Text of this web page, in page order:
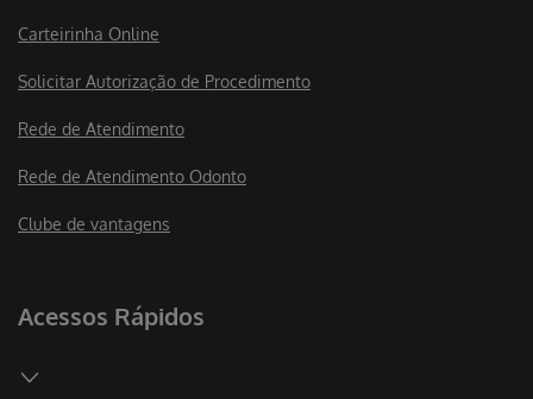
Carteirinha Online
Solicitar Autorização de Procedimento
Rede de Atendimento
Rede de Atendimento Odonto
Clube de vantagens
Acessos Rápidos